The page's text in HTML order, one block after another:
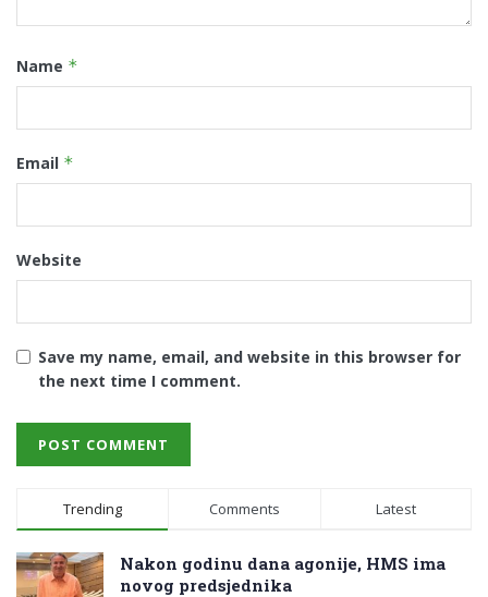
Name *
Email *
Website
Save my name, email, and website in this browser for
the next time I comment.
Trending Comments Latest
Nakon godinu dana agonije, HMS ima
novog predsjednika